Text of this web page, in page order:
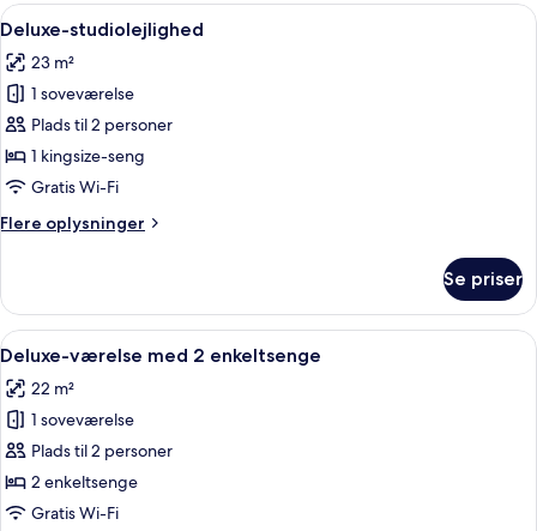
Indlæs
alle
billeder
af
Deluxe-
studiolejlighed
Et moderne køkken med indbygget
7
Deluxe-studiolejlighed
23 m²
1 soveværelse
Plads til 2 personer
1 kingsize-seng
Gratis Wi-Fi
Flere oplysninger
Flere
studiolejlighed
Se priser
Indlæs
alle
billeder
af
Deluxe-
værelse
med
Et hotelværelse med to senge, et
8
Deluxe-værelse med 2 enkeltsenge
22 m²
1 soveværelse
Plads til 2 personer
2 enkeltsenge
Gratis Wi-Fi